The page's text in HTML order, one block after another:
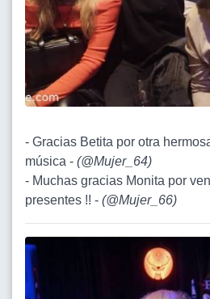
- Gracias Betita por otra
música - (@Mujer_64)
- Muchas gracias Monita por
presentes !! - (@Mujer_66)